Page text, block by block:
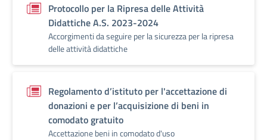
Protocollo per la Ripresa delle Attività
Didattiche A.S. 2023-2024
Accorgimenti da seguire per la sicurezza per la ripresa
delle attività didattiche
Regolamento d’istituto per l'accettazione di
donazioni e per l’acquisizione di beni in
comodato gratuito
Accettazione beni in comodato d'uso